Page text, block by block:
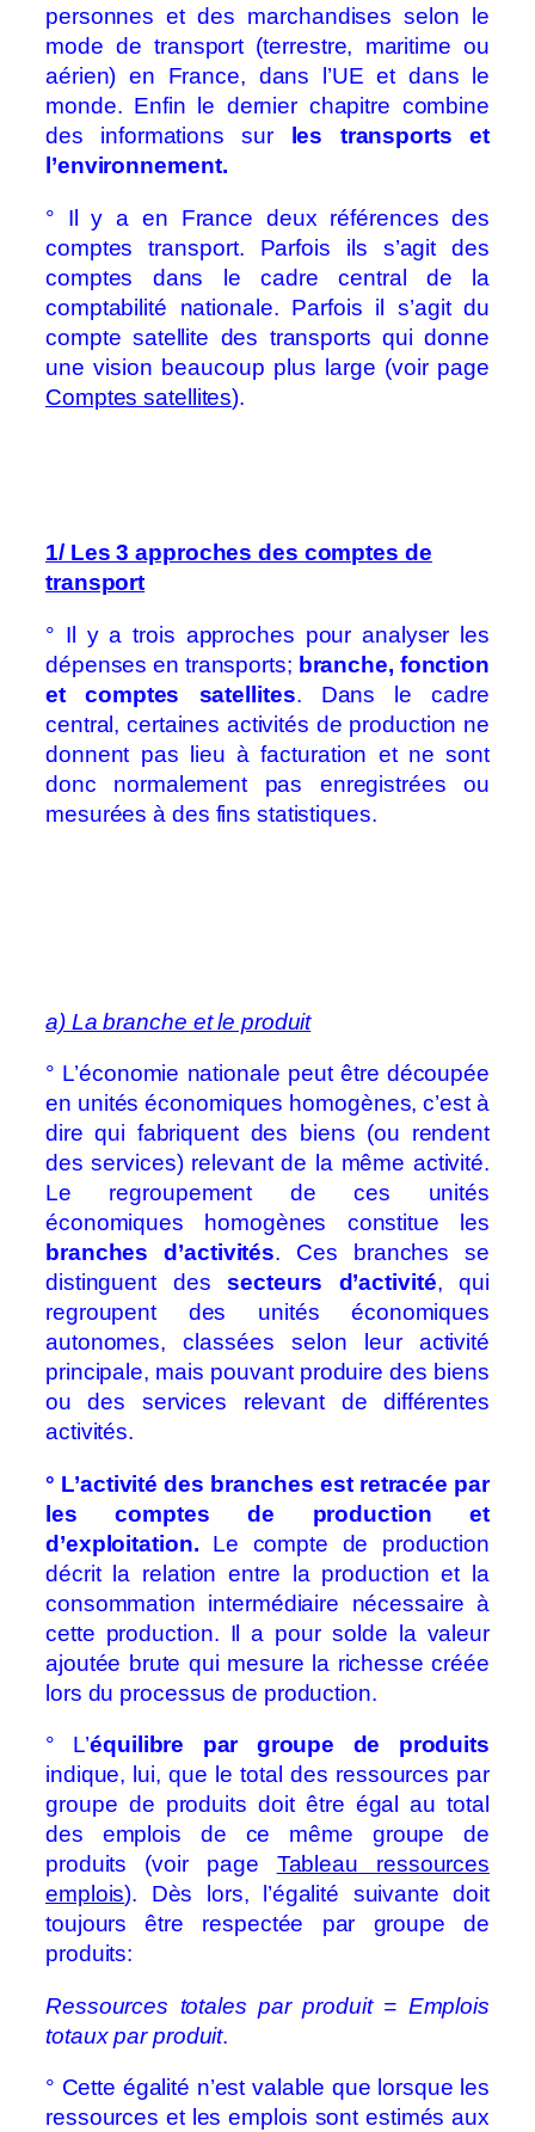
personnes et des marchandises selon le
mode de transport (terrestre, maritime ou
aérien) en France, dans l’UE et dans le
monde. Enfin le dernier chapitre combine
des informations sur
les transports et
l’environnement.
° Il y a en France deux références des
comptes transport. Parfois ils s’agit des
comptes dans le cadre central de la
comptabilité nationale. Parfois il s’agit du
compte satellite des transports qui donne
une vision beaucoup plus large (voir page
Comptes satellites).
1/ Les 3 approches des comptes de
transport
° Il y a trois approches pour analyser les
dépenses en transports; branche, fonction
et comptes satellites. Dans le cadre
central, certaines activités de production ne
donnent pas lieu à facturation et ne sont
donc normalement pas enregistrées ou
mesurées à des fins statistiques.
a) La branche et le produit
° L’économie nationale peut être découpée
en unités économiques homogènes, c’est à
dire qui fabriquent des biens (ou rendent
des services) relevant de la même activité.
Le regroupement de ces unités
économiques homogènes constitue les
branches d’activités. Ces branches se
distinguent dessecteurs d’activité, qui
regroupent des unités économiques
autonomes, classées selon leur activité
principale, mais pouvant produire des biens
ou des services relevant de différentes
activités.
° L’activité des branches est retracée par
les comptes de production et
d’exploitation. Le compte de production
décrit la relation entre la production et la
consommation intermédiaire nécessaire à
cette production. Il a pour solde la valeur
ajoutée brute qui mesure la richesse créée
lors du processus de production.
° L’équilibre par groupe de produits
indique, lui, que le total des ressources par
groupe de produits doit être égal au total
des emplois de ce même groupe de
produits (voir page Tableau ressources
emplois). Dès lors, l’égalité suivante doit
toujours être respectée par groupe de
produits:
Ressources totales par produit = Emplois
totaux par produit.
° Cette égalité n’est valable que lorsque les
ressources et les emplois sont estimés aux